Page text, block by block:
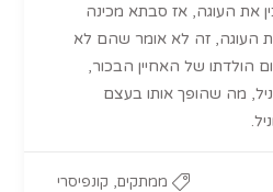
את העוגה, אז סבתא מכינה
העוגה, זה לא אומר שהם לא
הולדתו של האחיין הבכור,
מה שהופך אותו בעצם
ממתקים, קונפיסרי